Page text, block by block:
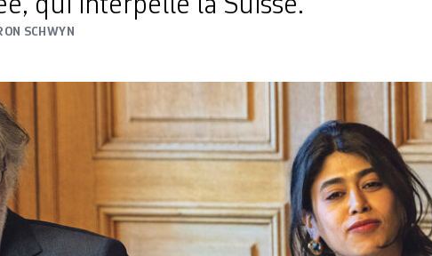
qui interpelle la Suisse.
SCHWYN